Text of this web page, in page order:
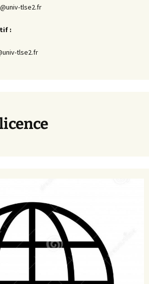
tlse2.fr
:
tlse2.fr